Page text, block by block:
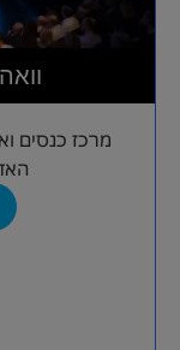
מרכז כנסים